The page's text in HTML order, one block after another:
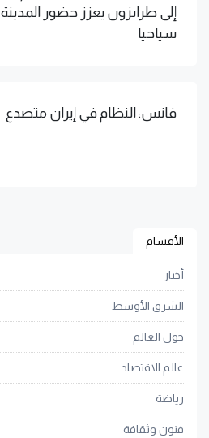
إلى طرابزون يعزز حضور المدينة
سياحيا
فانس: النظام في إيران متصدع
الأقسام
أخبار
الشرق الأوسط
حول العالم
عالم الاقتصاد
رياضة
فنون وثقافة